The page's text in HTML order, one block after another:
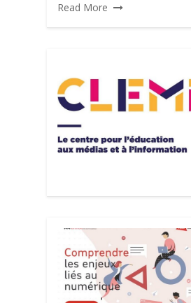
Read More